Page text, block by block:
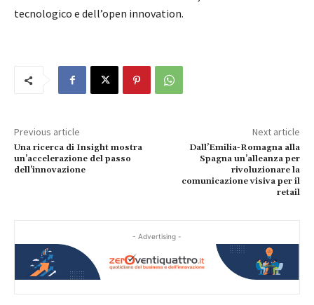
tecnologico e dell’open innovation.
Previous article
Una ricerca di Insight mostra
un’accelerazione del passo
dell’innovazione
Next article
Dall’Emilia-Romagna alla
Spagna un’alleanza per
rivoluzionare la
comunicazione visiva per il
retail
- Advertising -